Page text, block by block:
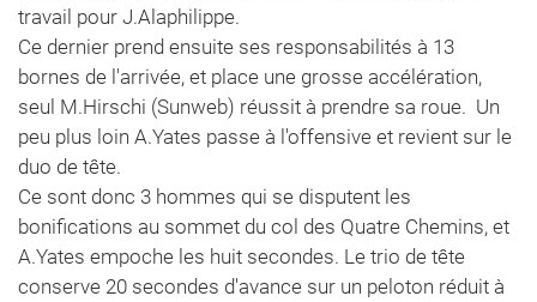
travail pour J.Alaphilippe.
Ce dernier prend ensuite ses responsabilités à 13
bornes de l'arrivée, et place une grosse accélération,
seul M.Hirschi (Sunweb) réussit à prendre sa roue. Un
peu plus loin A.Yates passe à l'offensive et revient sur le
duo de tête.
Ce sont donc 3 hommes qui se disputent les
bonifications au sommet du col des Quatre Chemins, et
A.Yates empoche les huit secondes. Le trio de tête
conserve 20 secondes d'avance sur un peloton réduit à